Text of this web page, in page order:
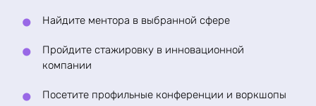
Найдите ментора в выбранной сфере
Пройдите стажировку в инновационной
компании
Посетите профильные конференции и воркшопы